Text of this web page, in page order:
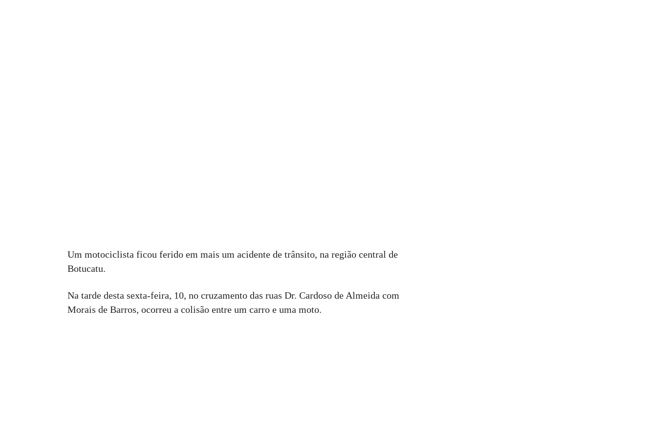
Um motociclista ficou ferido em mais um acidente de trânsito, na região central de
Botucatu.
Na tarde desta sexta-feira, 10, no cruzamento das ruas Dr. Cardoso de Almeida com
Morais de Barros, ocorreu a colisão entre um carro e uma moto.